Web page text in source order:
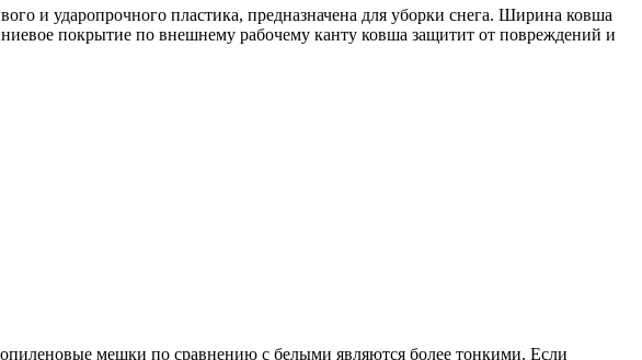
и ударопрочного пластика, предназначена для уборки снега. Ширина ковша
покрытие по внешнему рабочему канту ковша защитит от повреждений и
мешки по сравнению с белыми являются более тонкими. Если